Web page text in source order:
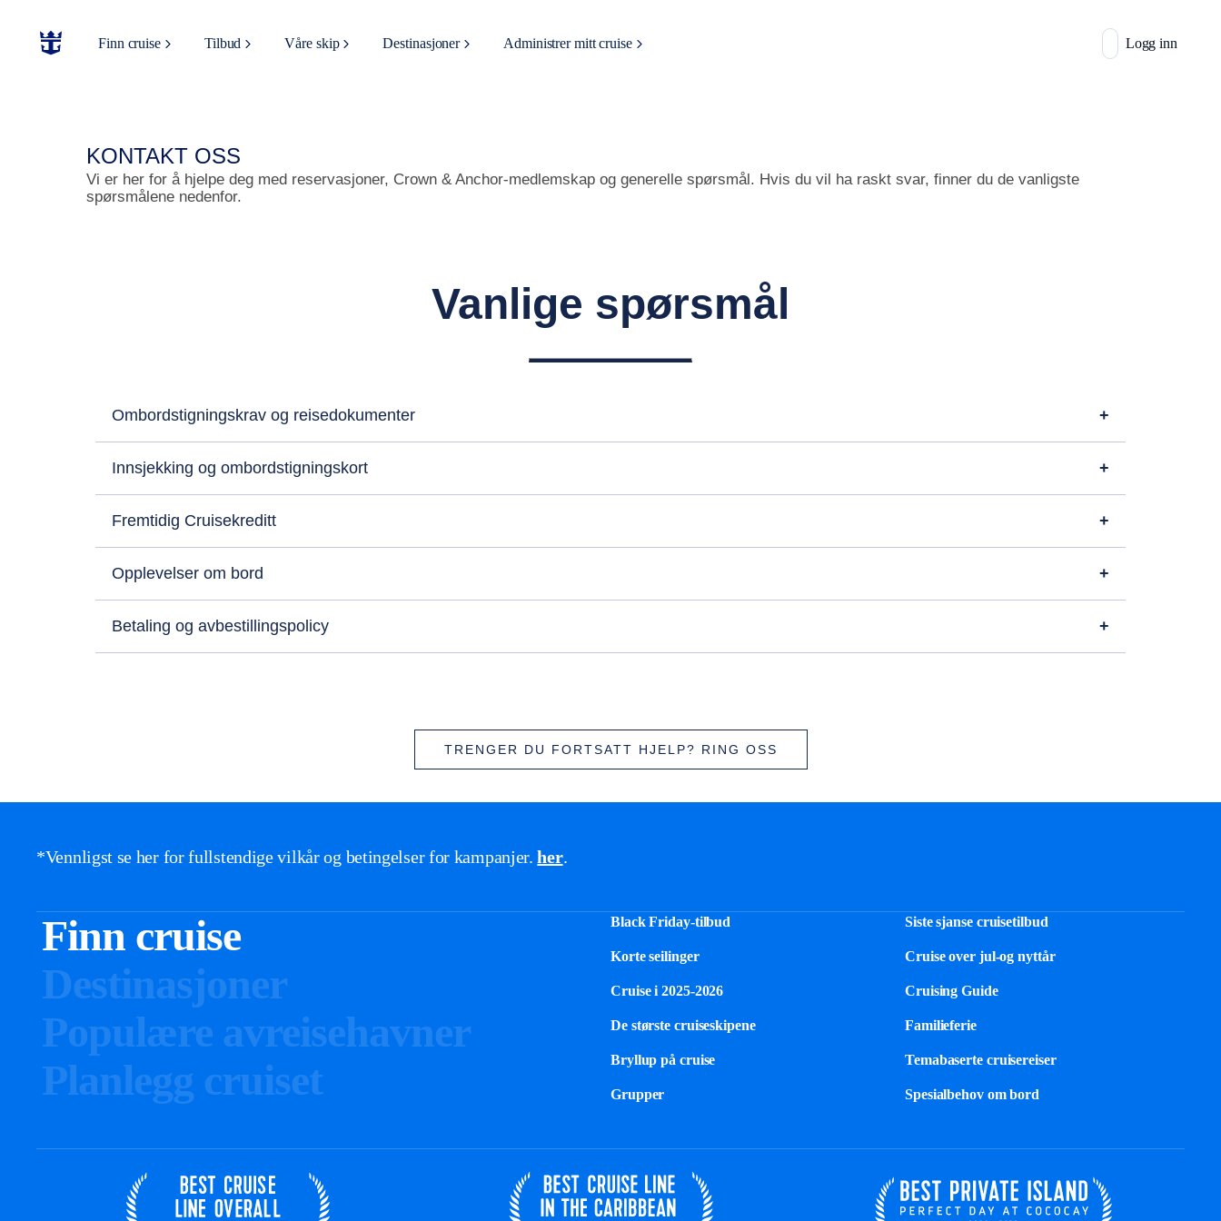
Finn cruise Tilbud Våre skip Destinasjoner Administrer mitt cruise Logg inn
KONTAKT OSS
Vi er her for å hjelpe deg med reservasjoner, Crown & Anchor-medlemskap og generelle spørsmål. Hvis du vil ha raskt svar, finner du de vanligste
spørsmålene nedenfor.
Vanlige spørsmål
Ombordstigningskrav og reisedokumenter
Innsjekking og ombordstigningskort
Fremtidig Cruisekreditt
Opplevelser om bord
Betaling og avbestillingspolicy
TRENGER DU FORTSATT HJELP? RING OSS
*Vennligst se her for fullstendige vilkår og betingelser for kampanjer.her.
Finn cruise
Destinasjoner
Populære avreisehavner
Planlegg cruiset
Black Friday-tilbud Siste sjanse cruisetilbud
Korte seilinger Cruise over jul-og nyttår
Cruise i 2025-2026 Cruising Guide
De største cruiseskipene Familieferie
Bryllup på cruise Temabaserte cruisereiser
Grupper Spesialbehov om bord